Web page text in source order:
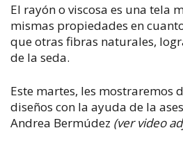
El rayón o viscosa es una tela
mismas propiedades en
que otras fibras naturales,
de la seda.
Este martes, les mostraremos
diseños con la ayuda de la
Andrea Bermúdez (ver video